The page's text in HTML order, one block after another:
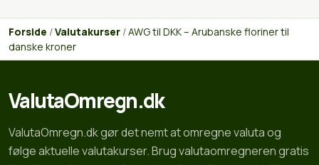
Forside /Valutakurser /AWG til DKK – Arubanske floriner til
danske kroner
ValutaOmregn.dk
ValutaOmregn.dk gør det nemt at omregne valuta og
følge aktuelle valutakurser. Brug valutaomregneren gratis